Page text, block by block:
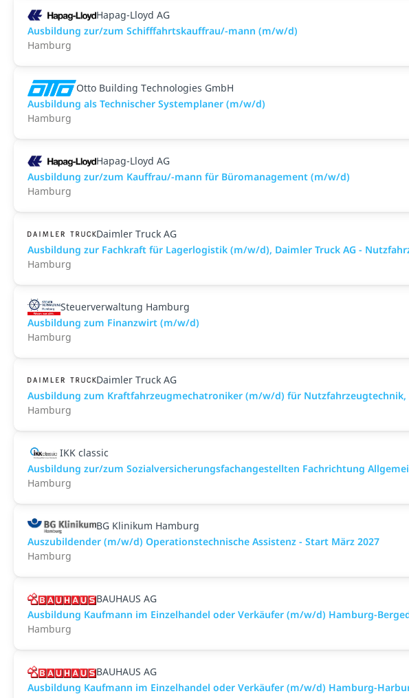
Hapag-Lloyd AG
Ausbildung zur/zum Schifffahrtskauffrau/-mann (m/w/d)
Hamburg
Otto Building Technologies GmbH
Ausbildung als Technischer Systemplaner (m/w/d)
Hamburg
Hapag-Lloyd AG
Ausbildung zur/zum Kauffrau/-mann für Büromanagement (m/w/d)
Hamburg
Daimler Truck AG
Ausbildung zur Fachkraft für Lagerlogistik (m/w/d), Daimler Truck AG -
Hamburg
Steuerverwaltung Hamburg
Ausbildung zum Finanzwirt (m/w/d)
Hamburg
Daimler Truck AG
Ausbildung zum Kraftfahrzeugmechatroniker (m/w/d) für Nutzfahrzeugtechnik,
Hamburg
IKK classic
Aus­bild­ung zur/zum Sozial­versicher­ungs­fach­angestellten­ Fach­richtung
Hamburg
BG Klinikum Hamburg
Auszubildender (m/w/d) Operationstechnische Assistenz - Start März 2027
Hamburg
BAUHAUS AG
Ausbildung Kaufmann im Einzelhandel oder Verkäufer (m/w/d) Hamburg-
Hamburg
BAUHAUS AG
Ausbildung Kaufmann im Einzelhandel oder Verkäufer (m/w/d) Hamburg-